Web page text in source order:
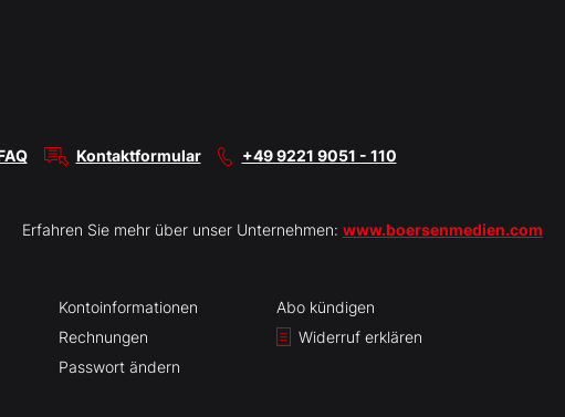
Kontaktformular +49 9221 9051 - 110
Erfahren Sie mehr über unser Unternehmen: www.boersenmedien.com
Kontoinformationen
Rechnungen
Passwort ändern
Abo kündigen
Widerruf erklären